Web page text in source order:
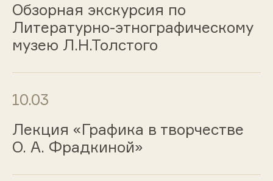
Обзорная экскурсия по
Литературно-этнографическому
музею Л.Н.Толстого
10.03
Лекция «Графика в творчестве
О. А. Фрадкиной»